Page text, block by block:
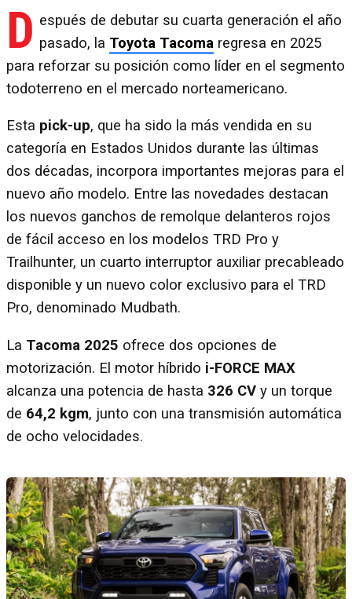
D espués de debutar su cuarta generación el año
pasado, la Toyota Tacoma regresa en 2025
para reforzar su posición como líder en el segmento
todoterreno en el mercado norteamericano.
Esta pick-up, que ha sido la más vendida en su
categoría en Estados Unidos durante las últimas
dos décadas, incorpora importantes mejoras para el
nuevo año modelo. Entre las novedades destacan
los nuevos ganchos de remolque delanteros rojos
de fácil acceso en los modelos TRD Pro y
Trailhunter, un cuarto interruptor auxiliar precableado
disponible y un nuevo color exclusivo para el TRD
Pro, denominado Mudbath.
La Tacoma 2025 ofrece dos opciones de
motorización. El motor híbrido i-FORCE MAX
alcanza una potencia de hasta 326 CV y un torque
de 64,2 kgm, junto con una transmisión automática
de ocho velocidades.